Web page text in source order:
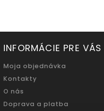
INFORMÁCIE PRE VÁS
Moja objednávka
Kontakty
O nás
Doprava a platba